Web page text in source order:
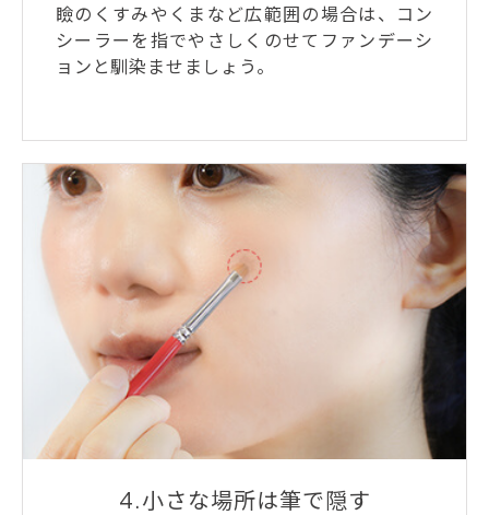
瞼のくすみやくまなど広範囲の場合は、コン
シーラーを指でやさしくのせてファンデーシ
ョンと馴染ませましょう。
4.小さな場所は筆で隠す